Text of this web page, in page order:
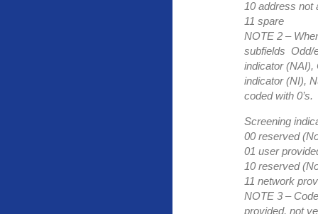
10 address not
11 spare
NOTE 2 –
subfields Odd/
indicator (NAI),
indicator (NI),
coded with 0’s.
Screening
00 reserved
01 user
10 reserved
11 network
NOTE 3 –
provided, not